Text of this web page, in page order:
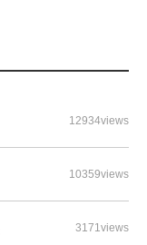
12934views
10359views
3171views